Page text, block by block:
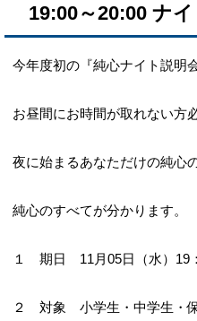
19:00～20:00 ナイ
今年度初の『純心ナイト説明
お昼間にお時間が取れない方
夜に始まるあなただけの純心
純心のすべてが分かります。
１ 期日 11月05日（水）19
２ 対象 小学生・中学生・